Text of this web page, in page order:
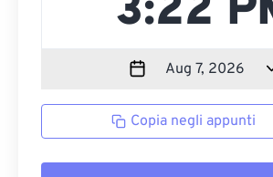
Copia negli appunti